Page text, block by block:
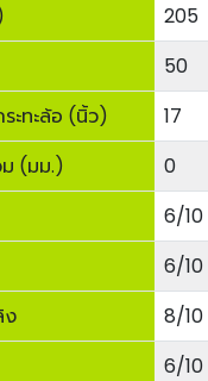
205
50
ะทะล้อ (นิ้ว)
17
(มม.)
0
6/10
6/10
ง
8/10
6/10